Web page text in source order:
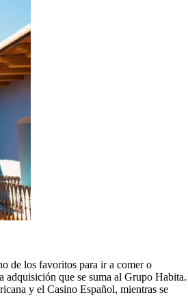
de los favoritos para ir a comer o
adquisición que se suma al Grupo Habita.
y el Casino Español, mientras se